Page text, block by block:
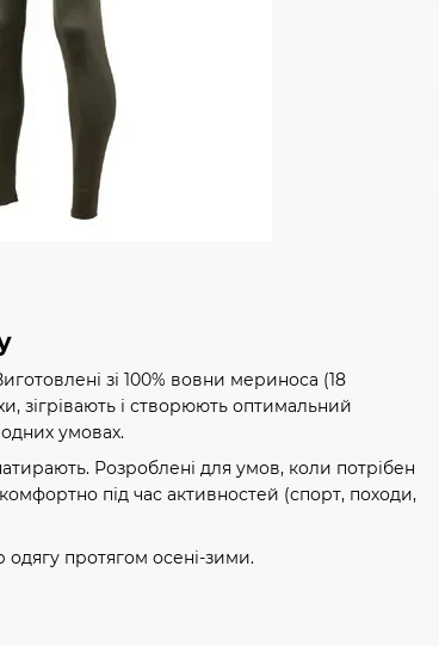
зі 100% вовни мериноса (18
зігрівають і створюють оптимальний
умовах.
Розроблені для умов, коли потрібен
під час активностей (спорт, походи,
протягом осені-зими.